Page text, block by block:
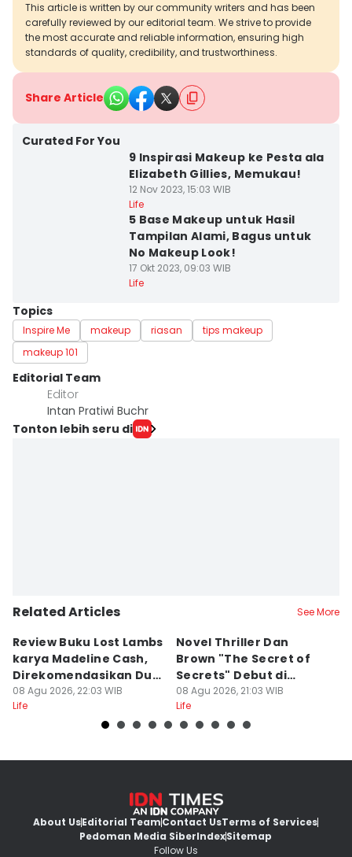
This article is written by our community writers and has been
carefully reviewed by our editorial team. We strive to provide
the most accurate and reliable information, ensuring high
standards of quality, credibility, and trustworthiness.
Share Article
Curated For You
9 Inspirasi Makeup ke Pesta ala
Elizabeth Gillies, Memukau!
12 Nov 2023, 15:03 WIB
Life
5 Base Makeup untuk Hasil
Tampilan Alami, Bagus untuk
No Makeup Look!
17 Okt 2023, 09:03 WIB
Life
Topics
Inspire Me makeup riasan
tips makeup
makeup 101
Editorial Team
Editor
Intan Pratiwi Buchr
Tonton lebih seru di
Related Articles See More
Review Buku Lost Lambs
karya Madeline Cash,
Direkomendasikan Dua
Lipa
08 Agu 2026, 22:03 WIB
Life
Novel Thriller Dan
Brown "The Secret of
Secrets" Debut di
Netflix
08 Agu 2026, 21:03 WIB
Life
About UsEditorial TeamContact UsTerms of Services
Pedoman Media SiberIndexSitemap
Follow Us